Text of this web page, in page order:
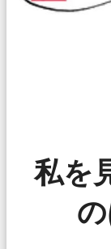
私を